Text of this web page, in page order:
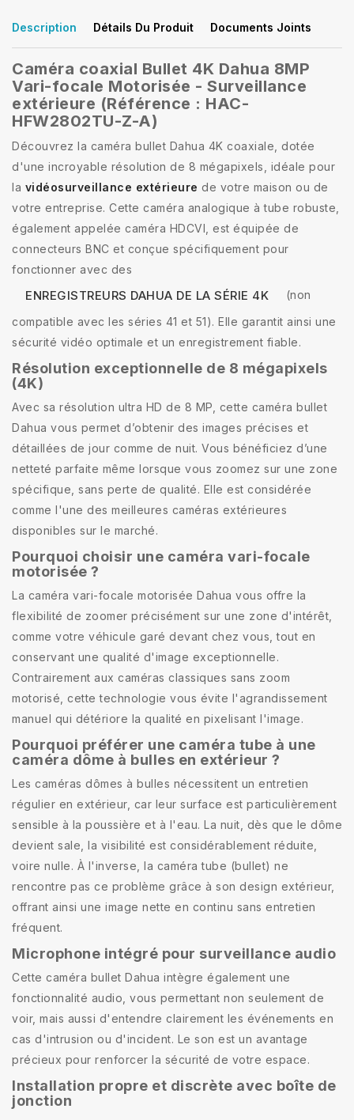
Description Détails Du Produit Documents Joints
Caméra coaxial Bullet 4K Dahua 8MP
Vari-focale Motorisée - Surveillance
extérieure (Référence : HAC-
HFW2802TU-Z-A)
Découvrez la caméra bullet Dahua 4K coaxiale, dotée
d'une incroyable résolution de 8 mégapixels, idéale pour
la vidéosurveillance extérieure de votre maison ou de
votre entreprise. Cette caméra analogique à tube robuste,
également appelée caméra HDCVI, est équipée de
connecteurs BNC et conçue spécifiquement pour
fonctionner avec des
ENREGISTREURS DAHUA DE LA SÉRIE 4K (non
compatible avec les séries 41 et 51). Elle garantit ainsi une
sécurité vidéo optimale et un enregistrement fiable.
Résolution exceptionnelle de 8 mégapixels
(4K)
Avec sa résolution ultra HD de 8 MP, cette caméra bullet
Dahua vous permet d’obtenir des images précises et
détaillées de jour comme de nuit. Vous bénéficiez d’une
netteté parfaite même lorsque vous zoomez sur une zone
spécifique, sans perte de qualité. Elle est considérée
comme l'une des meilleures caméras extérieures
disponibles sur le marché.
Pourquoi choisir une caméra vari-focale
motorisée ?
La caméra vari-focale motorisée Dahua vous offre la
flexibilité de zoomer précisément sur une zone d'intérêt,
comme votre véhicule garé devant chez vous, tout en
conservant une qualité d'image exceptionnelle.
Contrairement aux caméras classiques sans zoom
motorisé, cette technologie vous évite l'agrandissement
manuel qui détériore la qualité en pixelisant l'image.
Pourquoi préférer une caméra tube à une
caméra dôme à bulles en extérieur ?
Les caméras dômes à bulles nécessitent un entretien
régulier en extérieur, car leur surface est particulièrement
sensible à la poussière et à l'eau. La nuit, dès que le dôme
devient sale, la visibilité est considérablement réduite,
voire nulle. À l'inverse, la caméra tube (bullet) ne
rencontre pas ce problème grâce à son design extérieur,
offrant ainsi une image nette en continu sans entretien
fréquent.
Microphone intégré pour surveillance audio
Cette caméra bullet Dahua intègre également une
fonctionnalité audio, vous permettant non seulement de
voir, mais aussi d'entendre clairement les événements en
cas d'intrusion ou d'incident. Le son est un avantage
précieux pour renforcer la sécurité de votre espace.
Installation propre et discrète avec boîte de
jonction